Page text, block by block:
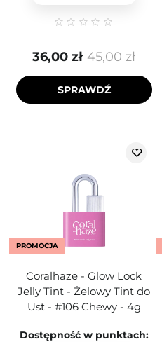
45,00 zł
36,00 zł
SPRAWDŹ
PROMOCJA
Coralhaze - Glow Lock
Jelly Tint - Żelowy Tint do
Ust - #106 Chewy - 4g
Dostępność w punktach: